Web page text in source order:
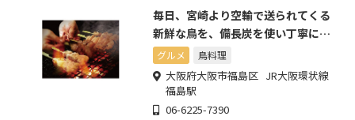
毎日、宮崎より空輸で送られてくる
新鮮な鳥を、備長炭を使い丁寧に焼
き上げます。
グルメ 鳥料理
大阪府大阪市福島区 JR大阪環状線
福島駅
06-6225-7390